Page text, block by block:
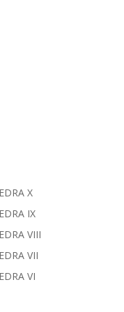
X
IX
VIII
VII
VI